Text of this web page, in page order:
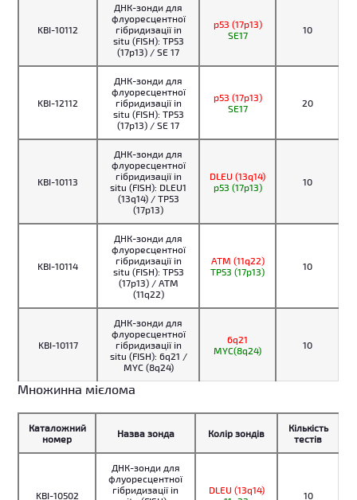
KBI-10112
ДНК-зонди для
флуоресцентної
гібридизації in
situ (FISH): TP53
(17p13) / SE 17
p53 (17p13)
SE17
10
KBI-12112
ДНК-зонди для
флуоресцентної
гібридизації in
situ (FISH): TP53
(17p13) / SE 17
p53 (17p13)
SE17
20
KBI-10113
ДНК-зонди для
флуоресцентної
гібридизації in
situ (FISH): DLEU1
(13q14) / TP53
(17p13)
DLEU (13q14)
p53 (17p13)
10
KBI-10114
ДНК-зонди для
флуоресцентної
гібридизації in
situ (FISH): TP53
(17p13) / ATM
(11q22)
ATM (11q22)
TP53 (17p13)
10
KBI-10117
ДНК-зонди для
флуоресцентної
гібридизації in
situ (FISH): 6q21 /
MYC (8q24)
6q21
MYC(8q24)
10
Множинна мієлома
Каталожний
номер
Назва зонда Колір зондів
Кількість
тестів
KBI-10502
ДНК-зонди для
флуоресцентної
гібридизації in
DLEU (13q14)
10